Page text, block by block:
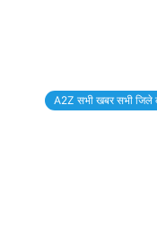
A2Z सभी खबर सभी जिले